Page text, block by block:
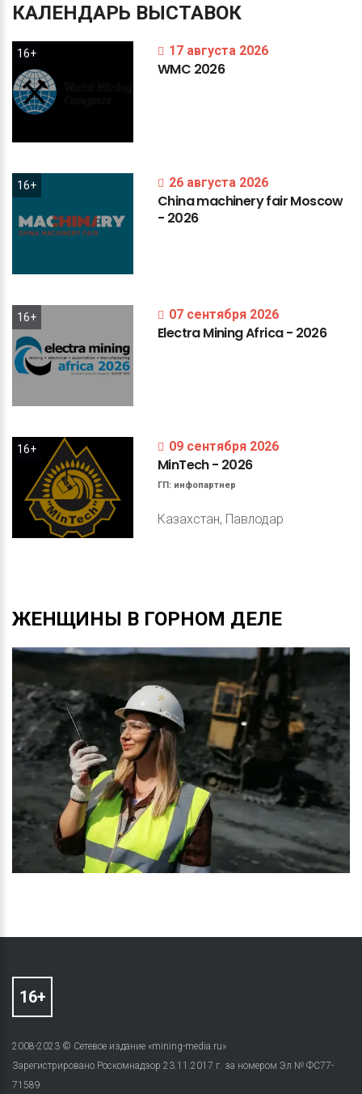
КАЛЕНДАРЬ ВЫСТАВОК
16+ 17 августа 2026
WMC 2026
16+ 26 августа 2026
ChinamachineryfairMoscow
- 2026
16+ 07 сентября 2026
ElectraMiningAfrica- 2026
16+ 09 сентября 2026
MinTech- 2026
ГП: инфопартнер
Казахстан, Павлодар
ЖЕНЩИНЫ В ГОРНОМ ДЕЛЕ
2008-2023 © Сетевое издание «mining-media.ru»
Зарегистрировано Роскомнадзор 23.11.2017 г. за номером Эл № ФС77-
71589